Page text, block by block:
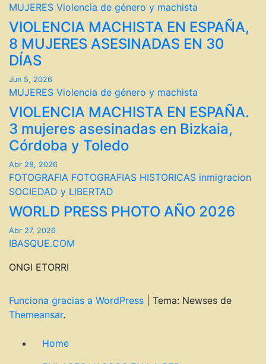
MUJERES Violencia de género y machista
VIOLENCIA MACHISTA EN ESPAÑA,
8 MUJERES ASESINADAS EN 30
DÍAS
Jun 5, 2026
MUJERES Violencia de género y machista
VIOLENCIA MACHISTA EN ESPAÑA.
3 mujeres asesinadas en Bizkaia,
Córdoba y Toledo
Abr 28, 2026
FOTOGRAFIA FOTOGRAFIAS HISTORICAS inmigracion
SOCIEDAD y LIBERTAD
WORLD PRESS PHOTO AÑO 2026
Abr 27, 2026
IBASQUE.COM
ONGI ETORRI
Funciona gracias a WordPress
Tema: Newses de
Themeansar.
Home